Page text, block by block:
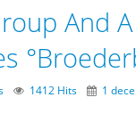
And
1412 Hits 1